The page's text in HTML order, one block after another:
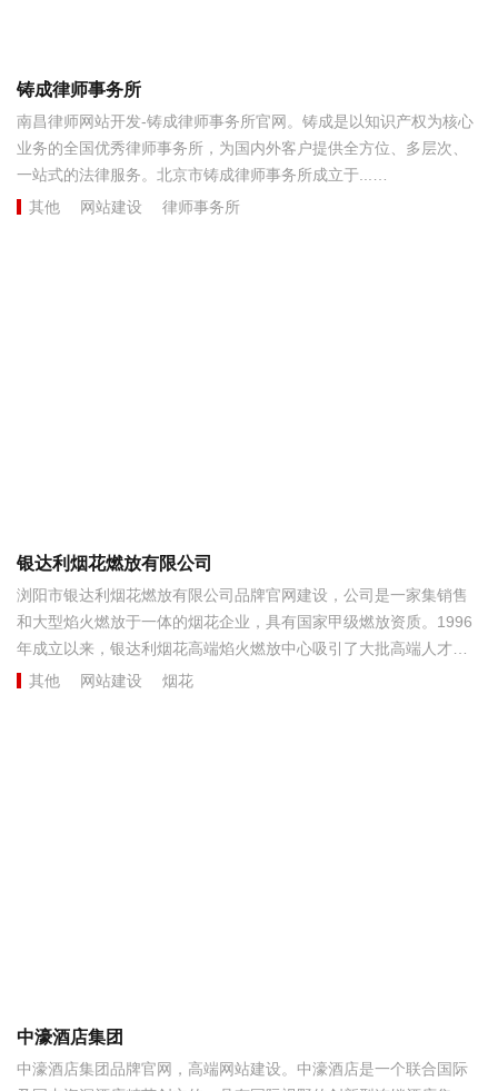
铸成律师事务所
南昌律师网站开发-铸成律师事务所官网。铸成是以知识产权为核心
业务的全国优秀律师事务所，为国内外客户提供全方位、多层次、
一站式的法律服务。北京市铸成律师事务所成立于...
其他
网站建设 律师事务所
银达利烟花燃放有限公司
浏阳市银达利烟花燃放有限公司品牌官网建设，公司是一家集销售
和大型焰火燃放于一体的烟花企业，具有国家甲级燃放资质。1996
年成立以来，银达利烟花高端焰火燃放中心吸引了大批高端人才的
加入。拥有一批高素质的专业技术人员及高级工程师、高级燃放
其他 网站建设 烟花
中濠酒店集团
中濠酒店集团品牌官网，高端网站建设。中濠酒店是一个联合国际